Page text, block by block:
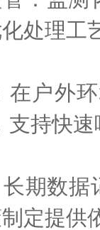
处理工
户外环
支持快
数据
定提供